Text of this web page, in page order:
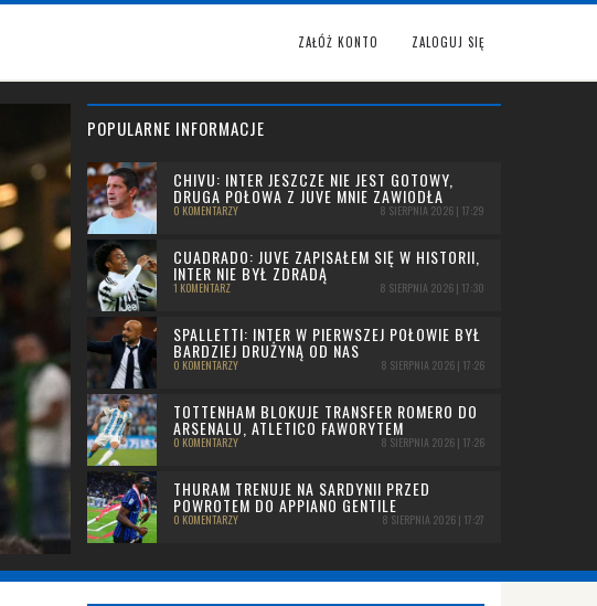
ZAŁÓŻ KONTO ZALOGUJ SIĘ
POPULARNE INFORMACJE
CHIVU: INTER JESZCZE NIE JEST GOTOWY,
DRUGA POŁOWA Z JUVE MNIE ZAWIODŁA
0 KOMENTARZY 8 SIERPNIA 2026 | 17:29
CUADRADO: JUVE ZAPISAŁEM SIĘ W HISTORII,
INTER NIE BYŁ ZDRADĄ
1 KOMENTARZ 8 SIERPNIA 2026 | 17:30
SPALLETTI: INTER W PIERWSZEJ POŁOWIE BYŁ
BARDZIEJ DRUŻYNĄ OD NAS
0 KOMENTARZY 8 SIERPNIA 2026 | 17:26
TOTTENHAM BLOKUJE TRANSFER ROMERO DO
ARSENALU, ATLETICO FAWORYTEM
0 KOMENTARZY 8 SIERPNIA 2026 | 17:26
THURAM TRENUJE NA SARDYNII PRZED
POWROTEM DO APPIANO GENTILE
0 KOMENTARZY 8 SIERPNIA 2026 | 17:27